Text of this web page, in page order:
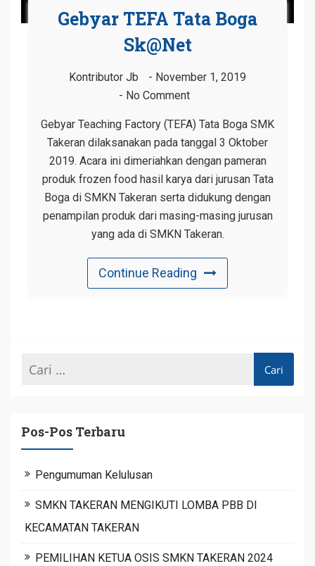
Gebyar TEFA Tata Boga
Sk@net
Kontributor Jb
November 1, 2019
No Comment
Gebyar Teaching Factory (TEFA) Tata Boga SMK
Takeran dilaksanakan pada tanggal 3 Oktober
2019. Acara ini dimeriahkan dengan pameran
produk frozen food hasil karya dari jurusan Tata
Boga di SMKN Takeran serta didukung dengan
penampilan produk dari masing-masing jurusan
yang ada di SMKN Takeran.
Continue Reading
Pos-Pos Terbaru
Pengumuman Kelulusan
SMKN TAKERAN MENGIKUTI LOMBA PBB DI
KECAMATAN TAKERAN
PEMILIHAN KETUA OSIS SMKN TAKERAN 2024